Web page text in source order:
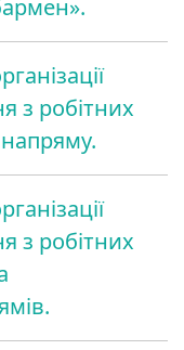
з робітних
з робітних